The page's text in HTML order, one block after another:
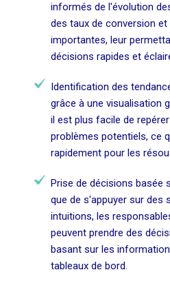
informés de l'évolution
des taux de conversion
importantes, leur
décisions rapides et
Identification des
grâce à une visualisation
il est plus facile de
problèmes potentiels, ce
rapidement pour les
Prise de décisions basée
que de s'appuyer sur des
intuitions, les
peuvent prendre des
basant sur les
tableaux de bord.